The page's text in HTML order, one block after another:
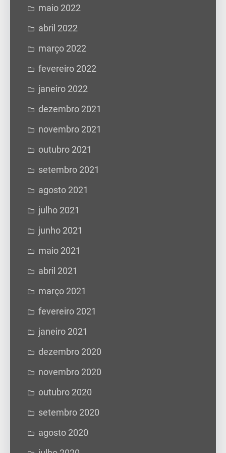
maio 2022
abril 2022
março 2022
fevereiro 2022
janeiro 2022
dezembro 2021
novembro 2021
outubro 2021
setembro 2021
agosto 2021
julho 2021
junho 2021
maio 2021
abril 2021
março 2021
fevereiro 2021
janeiro 2021
dezembro 2020
novembro 2020
outubro 2020
setembro 2020
agosto 2020